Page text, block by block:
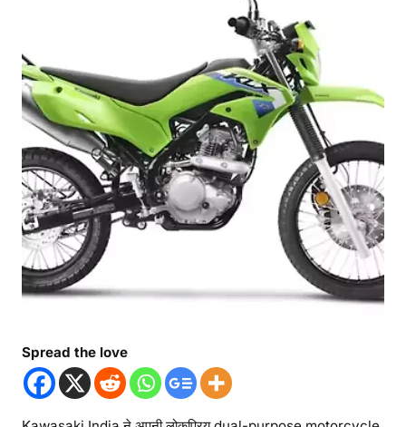
Spread the love